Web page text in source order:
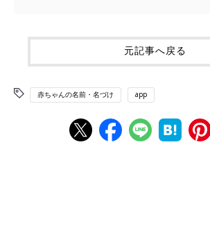
元記事へ戻る
赤ちゃんの名前・名づけ app